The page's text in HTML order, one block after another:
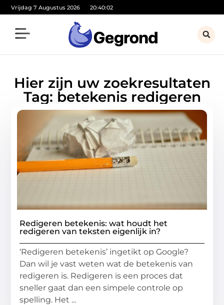
Vrijdag 7 Augustus 2026 20:40:02
Hier zijn uw zoekresultaten
Tag: betekenis redigeren
Redigeren betekenis: wat houdt het
redigeren van teksten eigenlijk in?
‘Redigeren betekenis’ ingetikt op Google?
Dan wil je vast weten wat de betekenis van
redigeren is. Redigeren is een proces dat
sneller gaat dan een simpele controle op
spelling. Het ...